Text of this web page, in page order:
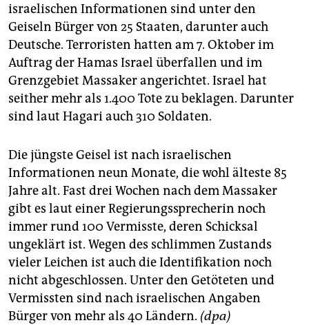
israelischen Informationen sind unter den
Geiseln Bürger von 25 Staaten, darunter auch
Deutsche. Terroristen hatten am 7. Oktober im
Auftrag der Hamas Israel überfallen und im
Grenzgebiet Massaker angerichtet. Israel hat
seither mehr als 1.400 Tote zu beklagen. Darunter
sind laut Hagari auch 310 Soldaten.
Die jüngste Geisel ist nach israelischen
Informationen neun Monate, die wohl älteste 85
Jahre alt. Fast drei Wochen nach dem Massaker
gibt es laut einer Regierungssprecherin noch
immer rund 100 Vermisste, deren Schicksal
ungeklärt ist. Wegen des schlimmen Zustands
vieler Leichen ist auch die Identifikation noch
nicht abgeschlossen. Unter den Getöteten und
Vermissten sind nach israelischen Angaben
Bürger von mehr als 40 Ländern. (dpa)